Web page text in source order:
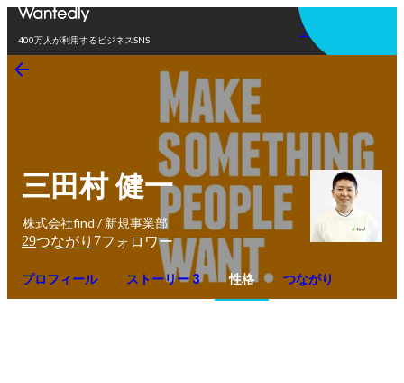
400万人が利用するビジネスSNS
アプリを使う
三田村 健一
株式会社find / 新規事業部
29つながり 7フォロワー
プロフィール ストーリー 3 性格 つながり